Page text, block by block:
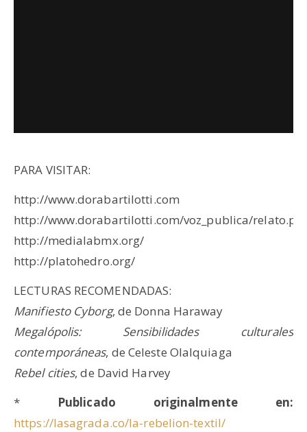
PARA VISITAR:
http://www.dorabartilotti.com
http://www.dorabartilotti.com/voz_publica/
http://medialabmx.org/
http://platohedro.org/
LECTURAS RECOMENDADAS:
Manifiesto Cyborg, de Donna Haraway
Megalópolis: Sensibilidades culturales
contemporáneas, de Celeste Olalquiaga
Rebel cities, de David Harvey
* Publicado originalmente en:
https://lasagrada.co/la-rebelion-textil/